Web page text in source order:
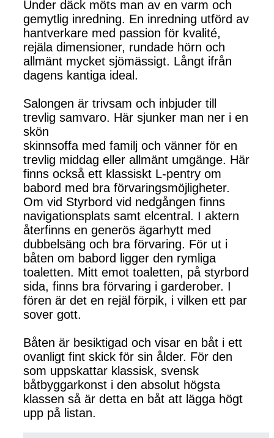
Under däck möts man av en varm och
gemytlig inredning. En inredning utförd av
hantverkare med passion för kvalité,
rejäla dimensioner, rundade hörn och
allmänt mycket sjömässigt. Långt ifrån
dagens kantiga ideal.
Salongen är trivsam och inbjuder till
trevlig samvaro. Här sjunker man ner i en
skön
skinnsoffa med familj och vänner för en
trevlig middag eller allmänt umgänge. Här
finns också ett klassiskt L-pentry om
babord med bra förvaringsmöjligheter.
Om vid Styrbord vid nedgången finns
navigationsplats samt elcentral. I aktern
återfinns en generös ägarhytt med
dubbelsäng och bra förvaring. För ut i
båten om babord ligger den rymliga
toaletten. Mitt emot toaletten, på styrbord
sida, finns bra förvaring i garderober. I
fören är det en rejäl förpik, i vilken ett par
sover gott.
Båten är besiktigad och visar en båt i ett
ovanligt fint skick för sin ålder. För den
som uppskattar klassisk, svensk
båtbyggarkonst i den absolut högsta
klassen så är detta en båt att lägga högt
upp på listan.